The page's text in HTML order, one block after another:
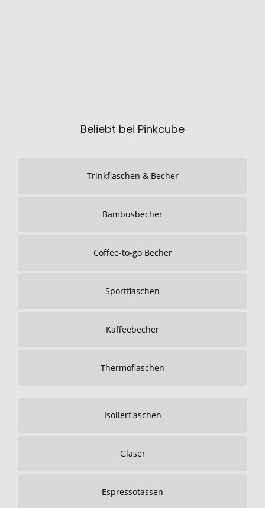
Beliebt bei Pinkcube
Trinkflaschen & Becher
Bambusbecher
Coffee-to-go Becher
Sportflaschen
Kaffeebecher
Thermoflaschen
Isolierflaschen
Gläser
Espressotassen